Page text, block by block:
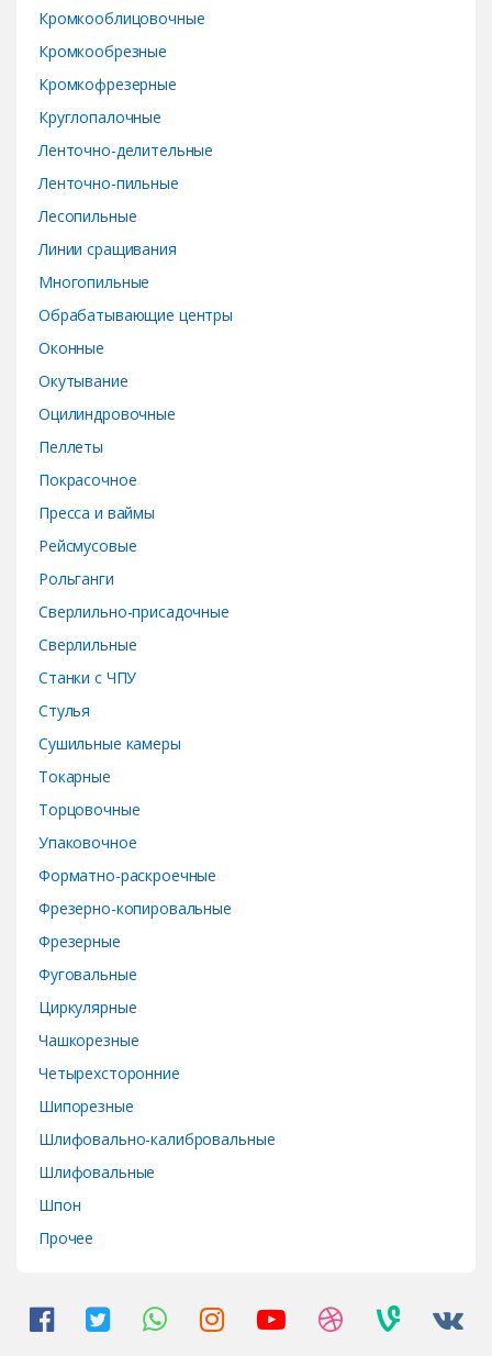
Кромкооблицовочные
Кромкообрезные
Кромкофрезерные
Круглопалочные
Ленточно-делительные
Ленточно-пильные
Лесопильные
Линии сращивания
Многопильные
Обрабатывающие центры
Оконные
Окутывание
Оцилиндровочные
Пеллеты
Покрасочное
Пресса и ваймы
Рейсмусовые
Рольганги
Сверлильно-присадочные
Сверлильные
Станки с ЧПУ
Стулья
Сушильные камеры
Токарные
Торцовочные
Упаковочное
Форматно-раскроечные
Фрезерно-копировальные
Фрезерные
Фуговальные
Циркулярные
Чашкорезные
Четырехсторонние
Шипорезные
Шлифовально-калибровальные
Шлифовальные
Шпон
Прочее